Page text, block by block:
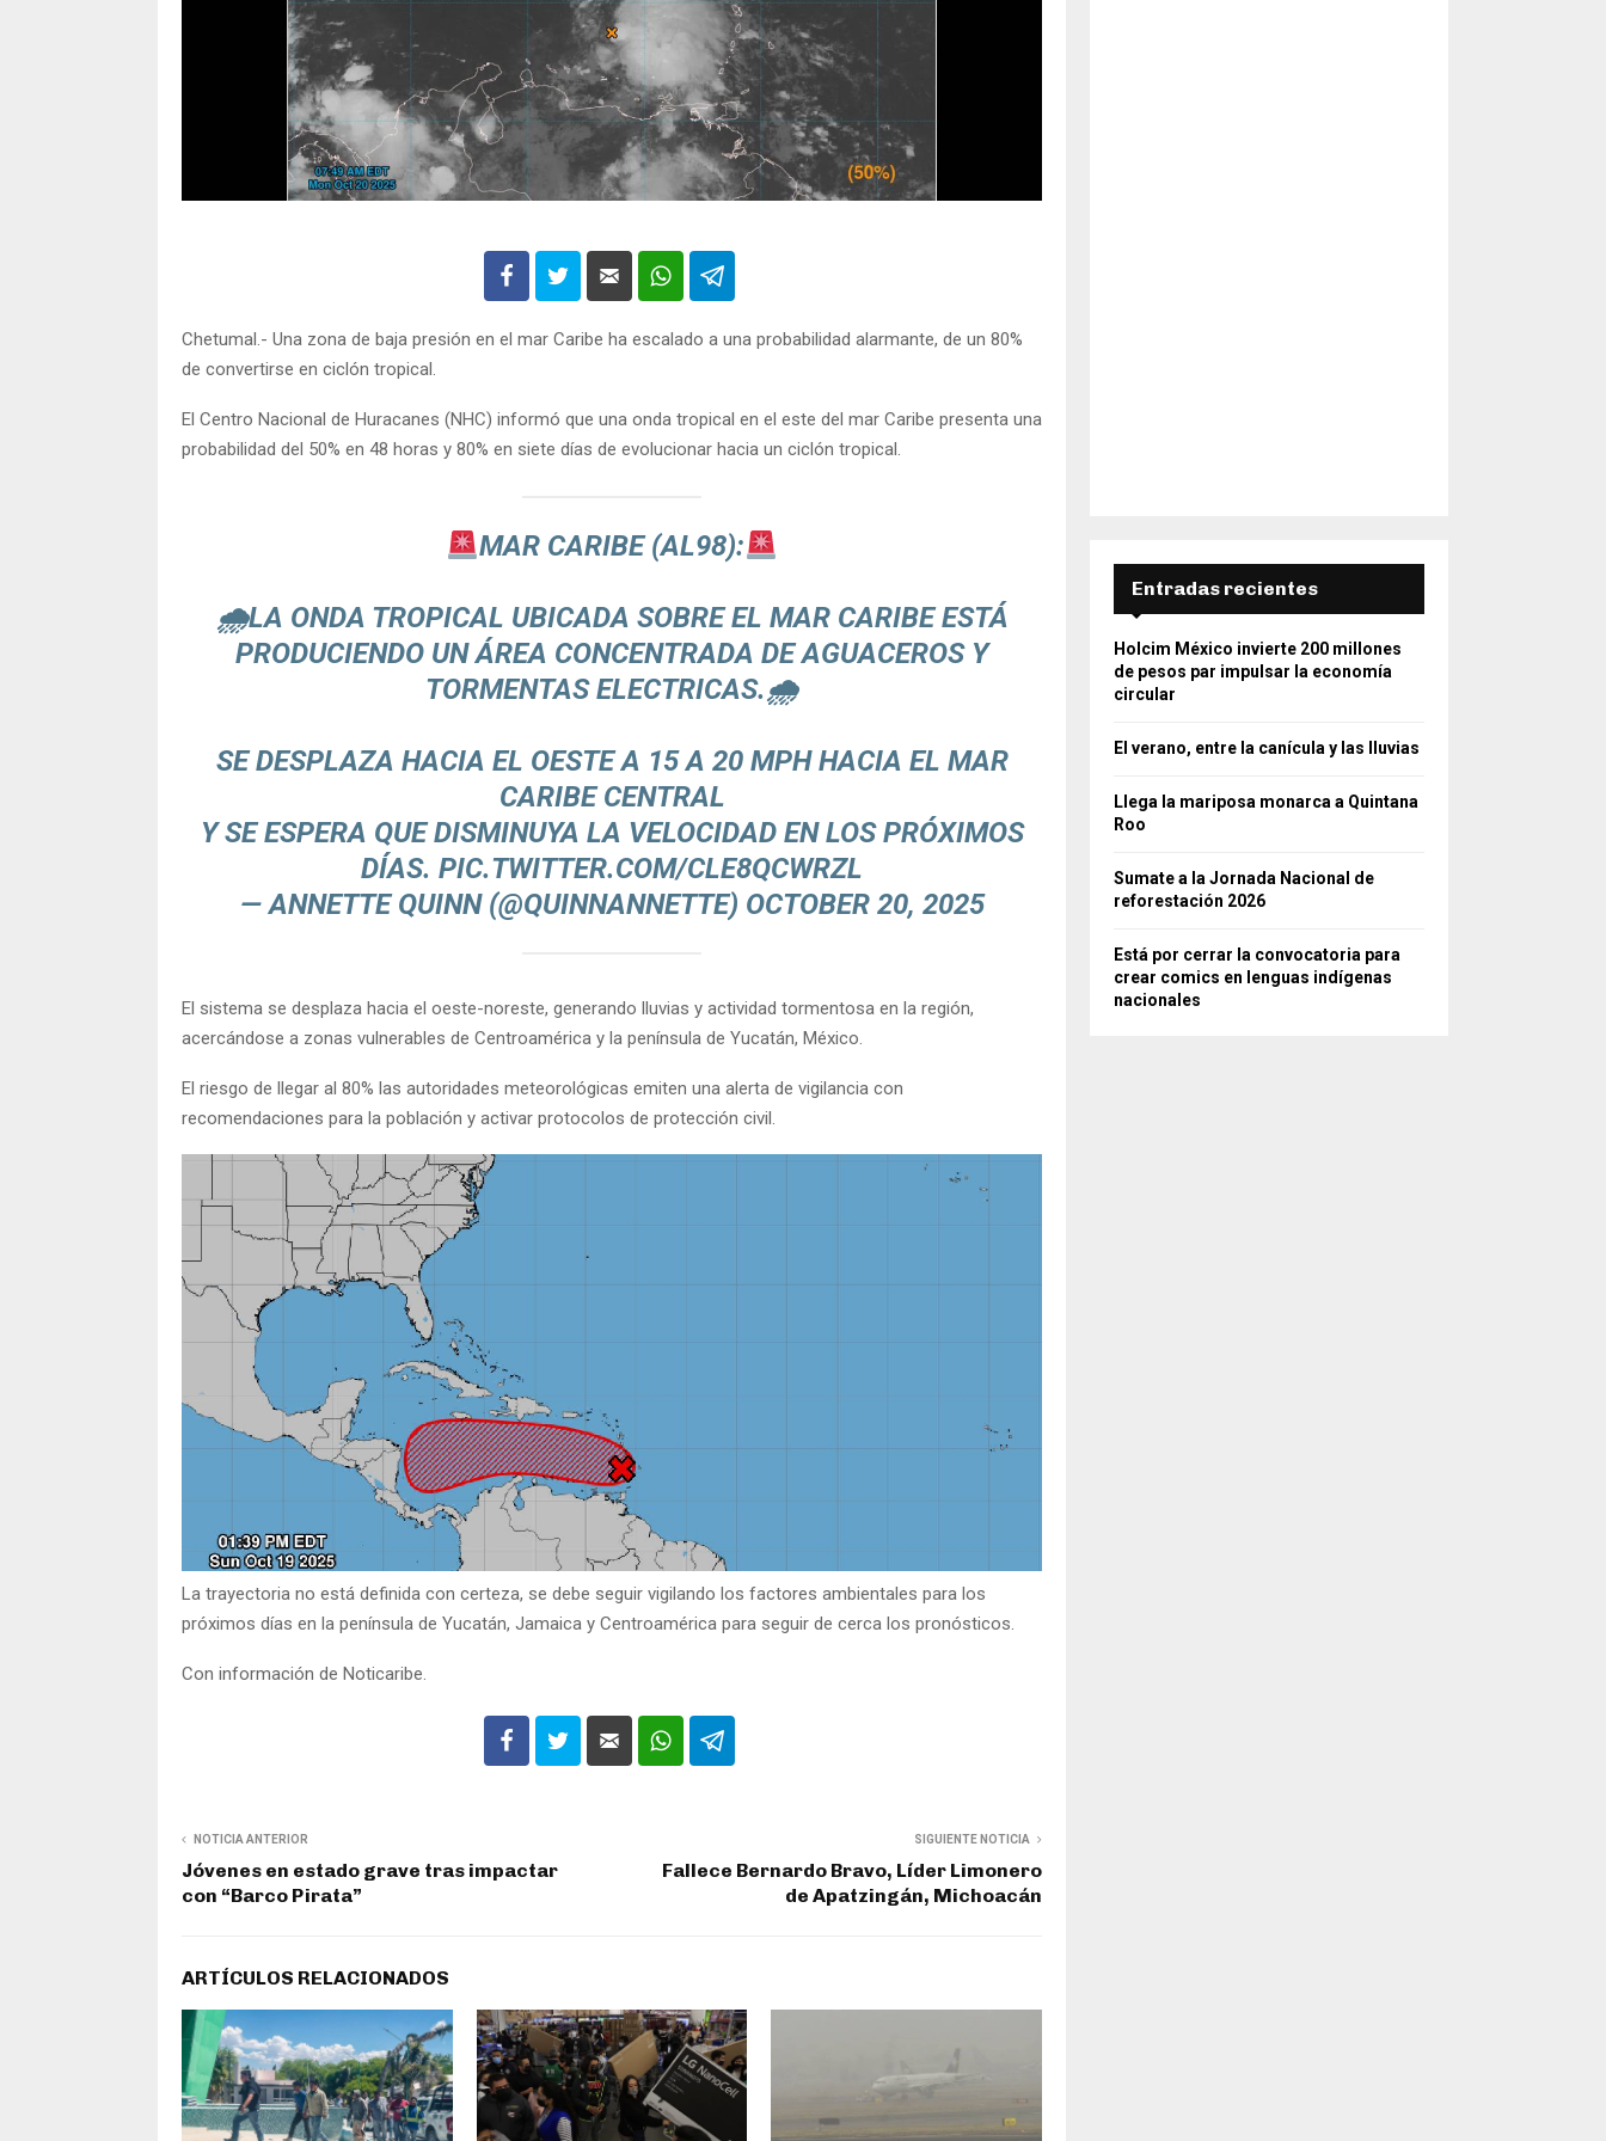
Chetumal.- Una zona de baja presión en el mar Caribe ha escalado a una probabilidad alarmante, de un 80%
de convertirse en ciclón tropical.
El Centro Nacional de Huracanes (NHC) informó que una onda tropical en el este del mar Caribe presenta una
probabilidad del 50% en 48 horas y 80% en siete días de evolucionar hacia un ciclón tropical.
MAR CARIBE (AL98):
🌧LA ONDA TROPICAL UBICADA SOBRE EL MAR CARIBE ESTÁ
PRODUCIENDO UN ÁREA CONCENTRADA DE AGUACEROS Y
TORMENTAS ELECTRICAS.🌧
SE DESPLAZA HACIA EL OESTE A 15 A 20 MPH HACIA EL MAR
CARIBE CENTRAL
Y SE ESPERA QUE DISMINUYA LA VELOCIDAD EN LOS PRÓXIMOS
DÍAS. PIC.TWITTER.COM/CLE8QCWRZL
— ANNETTE QUINN (@QUINNANNETTE) OCTOBER 20, 2025
El sistema se desplaza hacia el oeste-noreste, generando lluvias y actividad tormentosa en la región,
acercándose a zonas vulnerables de Centroamérica y la península de Yucatán, México.
El riesgo de llegar al 80% las autoridades meteorológicas emiten una alerta de vigilancia con
recomendaciones para la población y activar protocolos de protección civil.
La trayectoria no está definida con certeza, se debe seguir vigilando los factores ambientales para los
próximos días en la península de Yucatán, Jamaica y Centroamérica para seguir de cerca los pronósticos.
Con información de Noticaribe.
NOTICIA ANTERIOR
Jóvenes en estado grave tras impactar
con “Barco Pirata”
SIGUIENTE NOTICIA
Fallece Bernardo Bravo, Líder Limonero
de Apatzingán, Michoacán
ARTÍCULOS RELACIONADOS
Entradas recientes
Holcim México invierte 200 millones
de pesos par impulsar la economía
circular
El verano, entre la canícula y las lluvias
Llega la mariposa monarca a Quintana
Roo
Sumate a la Jornada Nacional de
reforestación 2026
Está por cerrar la convocatoria para
crear comics en lenguas indígenas
nacionales